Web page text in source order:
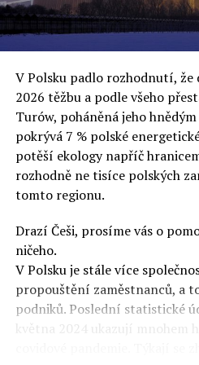
uvěří a nebudou se ptát na
Ziemkiewicz, redaktor
dodal: „Když se nynějšímu
podařilo prodat na aukci 10
000 euro, bylo to provládními
velký úspěch. Za vlády PiS se
milionu euro, což bylo
komentováno jako konec
kontrolorů činnosti PiS ale
praní peněz či jinou nelegální
Tuskova čísla jsou ale ujetá i
Ziemkiewicz. „Ve vládní aféře
Tusk tvrdil, že za vlády dnešní
prodalo 600 000 víz do Polska.
vytvořena parlamentní
ale pouze na to, že 220 víz do
prostřednictvím úplatků
V Polsku padlo rozhodnutí,
2026 těžbu a podle všeho
Turów, poháněná jeho
pokrývá 7 % polské
potěší ekology napříč
rozhodně ne tisíce polských
tomto regionu.
Drazí Češi, prosíme vás o
ničeho.
V Polsku je stále více
propouštění zaměstnanců, a
podniků. Poslední statistické
května 2024 ukazují mnohem